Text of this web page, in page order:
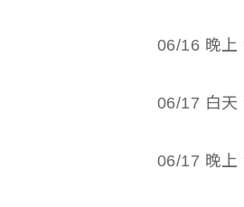
06/16 晚上
06/17 白天
06/17 晚上